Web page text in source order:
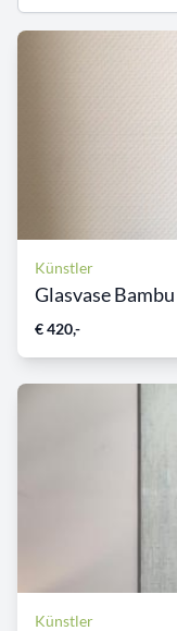
Künstler
Glasvase Bambu
€ 420,-
Künstler